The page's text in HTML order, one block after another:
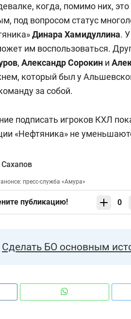
когда, помимо них,
под вопросом статус
Динара Хамидуллина.
им воспользоваться.
, Александр Сорокин и
который был у
за собой.
подписать игроков КХЛ
«Нефтяника» не
пресс-служба «Амура»
публикацию! 0
Сделать БО основным